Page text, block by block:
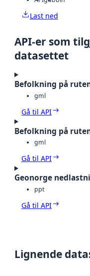
Last ned
API-er som
datasettet
Befolkning på
gml
Gå til API
Befolkning på
gml
Gå til API
Geonorge
ppt
Gå til API
Lignende